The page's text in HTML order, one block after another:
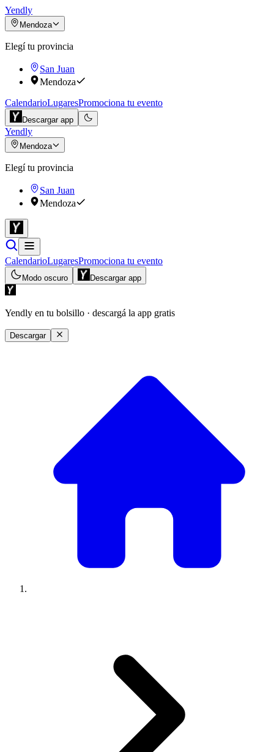
Yendly
Mendoza
Elegí tu provincia
San Juan
Mendoza
CalendarioLugaresPromociona tu evento
Descargar app
Yendly
Mendoza
Elegí tu provincia
San Juan
Mendoza
CalendarioLugaresPromociona tu evento
Modo oscuro Descargar app
Yendly en tu bolsillo · descargá la app gratis
Descargar